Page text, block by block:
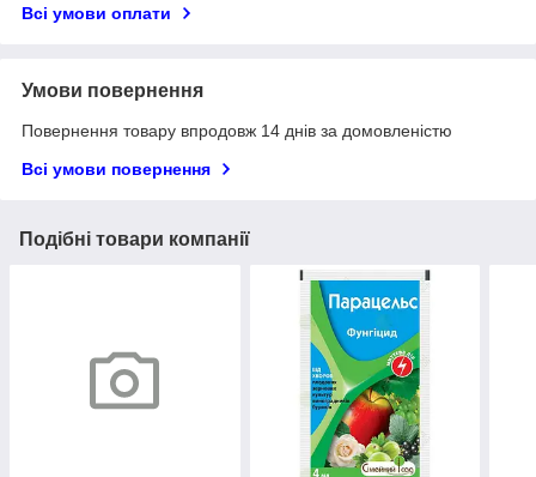
Всі умови оплати
Умови повернення
Повернення товару впродовж 14 днів за домовленістю
Всі умови повернення
Подібні товари компанії